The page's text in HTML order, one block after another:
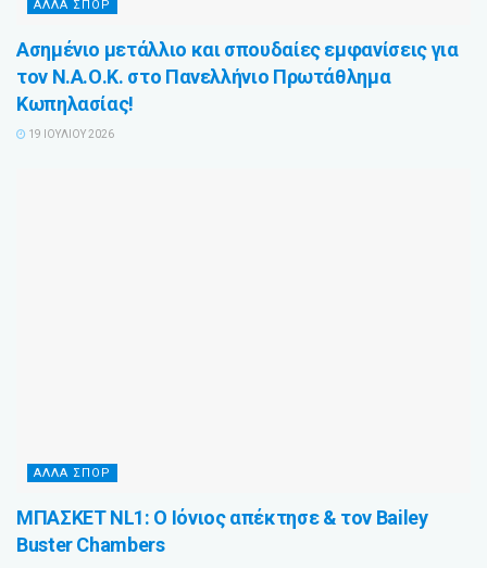
ΆΛΛΑ ΣΠΌΡ
Ασημένιο μετάλλιο και σπουδαίες εμφανίσεις για
τον Ν.Α.Ο.Κ. στο Πανελλήνιο Πρωτάθλημα
Κωπηλασίας!
19 ΙΟΥΛΊΟΥ 2026
ΆΛΛΑ ΣΠΌΡ
ΜΠΑΣΚΕΤ NL1: Ο Ιόνιος απέκτησε & τον Bailey
Buster Chambers